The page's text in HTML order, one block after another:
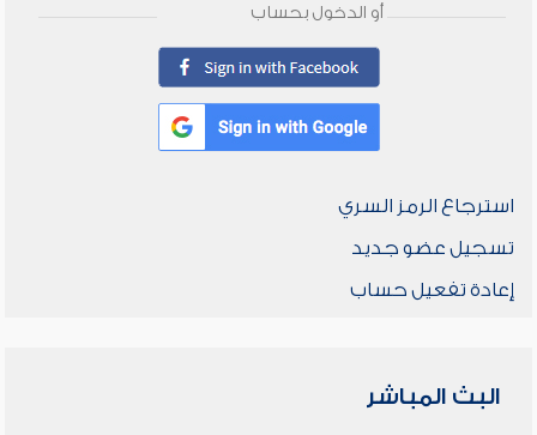
أو الدخول بحساب
استرجاع الرمز السري
تسجيل عضو جديد
إعادة تفعيل حساب
البث المباشر